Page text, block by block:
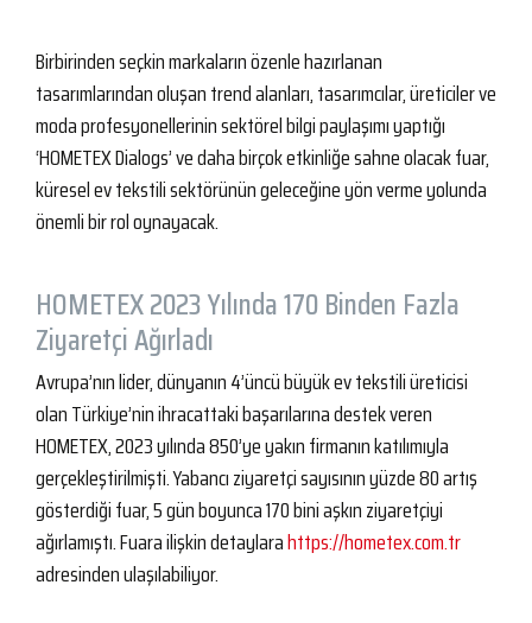
Birbirinden seçkin markaların özenle hazırlanan
tasarımlarından oluşan trend alanları, tasarımcılar, üreticiler ve
moda profesyonellerinin sektörel bilgi paylaşımı yaptığı
‘HOMETEX Dialogs’ ve daha birçok etkinliğe sahne olacak fuar,
küresel ev tekstili sektörünün geleceğine yön verme yolunda
önemli bir rol oynayacak.
HOMETEX 2023 Yılında 170 Binden Fazla
Ziyaretçi Ağırladı
Avrupa’nın lider, dünyanın 4’üncü büyük ev tekstili üreticisi
olan Türkiye’nin ihracattaki başarılarına destek veren
HOMETEX, 2023 yılında 850’ye yakın firmanın katılımıyla
gerçekleştirilmişti. Yabancı ziyaretçi sayısının yüzde 80 artış
gösterdiği fuar, 5 gün boyunca 170 bini aşkın ziyaretçiyi
ağırlamıştı. Fuara ilişkin detaylarahttps://hometex.com.tr
adresinden ulaşılabiliyor.